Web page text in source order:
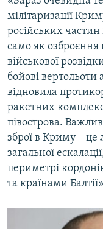
мілітаризації
російських частин
само як
військової
бойові вертольоти
відновила
ракетних
півострова.
зброї в Криму ‒ це
загальної
периметрі
та країнами